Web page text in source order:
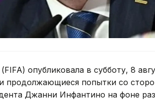
опубликовала в субботу, 8
продолжающиеся попытки со
Джанни Инфантино на фоне